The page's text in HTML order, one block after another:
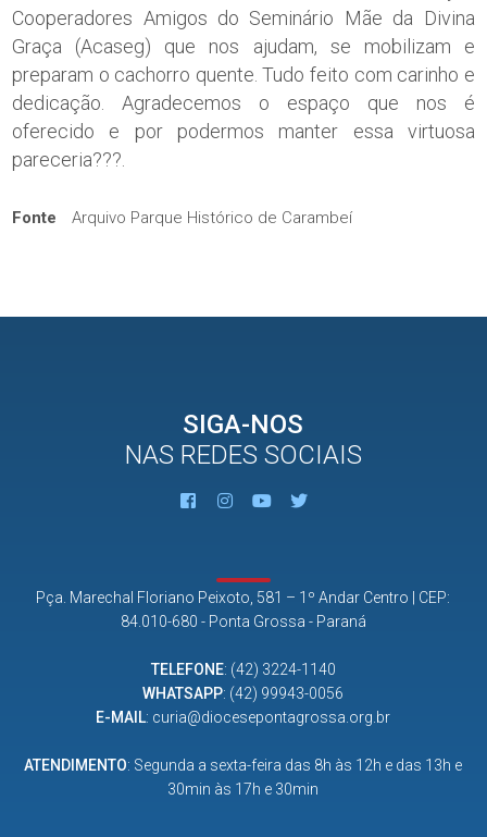
Cooperadores Amigos do Seminário Mãe da Divina
Graça (Acaseg) que nos ajudam, se mobilizam e
preparam o cachorro quente. Tudo feito com carinho e
dedicação. Agradecemos o espaço que nos é
oferecido e por podermos manter essa virtuosa
pareceria???.
Fonte Arquivo Parque Histórico de Carambeí
SIGA-NOS
NAS REDES SOCIAIS
Pça. Marechal Floriano Peixoto, 581 – 1º Andar Centro | CEP:
84.010-680 - Ponta Grossa - Paraná
TELEFONE: (42) 3224-1140
WHATSAPP: (42) 99943-0056
E-MAIL: curia@diocesepontagrossa.org.br
ATENDIMENTO: Segunda a sexta-feira das 8h às 12h e das 13h e
30min às 17h e 30min